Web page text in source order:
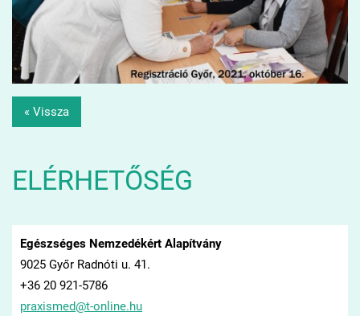
« Vissza
ELÉRHETŐSÉG
Egészséges Nemzedékért Alapítvány
9025 Győr Radnóti u. 41.
+36 20 921-5786
praxismed@t-online.hu